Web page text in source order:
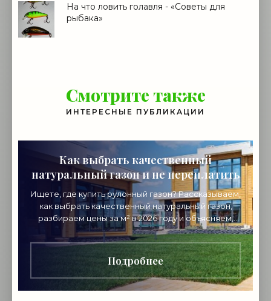
На что ловить голавля - «Советы для
рыбака»
Смотрите также
ИНТЕРЕСНЫЕ ПУБЛИКАЦИИ
Как выбрать качественный
натуральный газон и не переплатить
Ищете, где купить рулонный газон? Рассказываем,
как выбрать качественный натуральный газон,
разбираем цены за м² в 2026 году и объясняем,
почему стоит покупать напрямую от
производителя.
Подробнее